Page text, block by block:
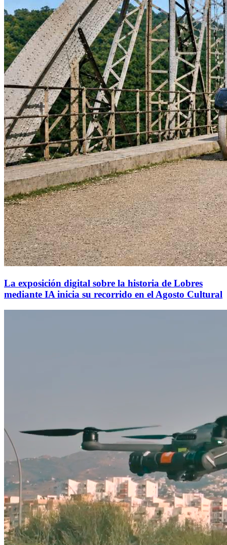
La exposición digital sobre la historia de Lobres
mediante IA inicia su recorrido en el Agosto Cultural